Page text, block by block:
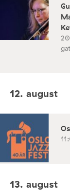
12. august
13. august